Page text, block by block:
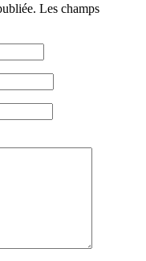
Les champs